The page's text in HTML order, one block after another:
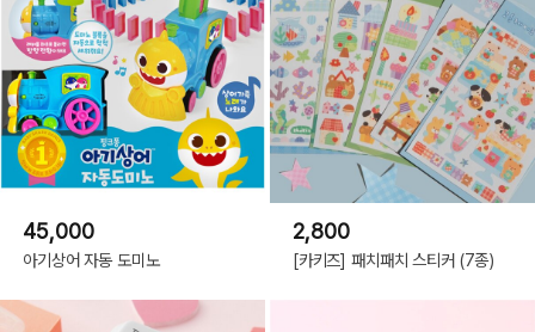
45,000
아기상어 자동 도미노
2,800
[카키즈] 패치패치 스티커 (7종)